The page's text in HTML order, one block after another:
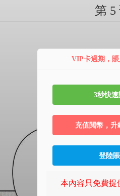
第 5
VIP卡過期，
3秒快速
充值閱幣，升
登陸
本內容只免費提